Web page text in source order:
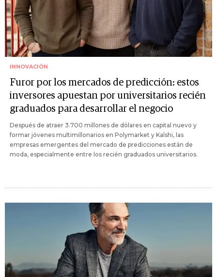
INNOVACIÓN
Furor por los mercados de predicción: estos
inversores apuestan por universitarios recién
graduados para desarrollar el negocio
Después de atraer 3.700 millones de dólares en capital nuevo y
formar jóvenes multimillonarios en Polymarket y Kalshi, las
empresas emergentes del mercado de predicciones están de
moda, especialmente entre los recién graduados universitarios.